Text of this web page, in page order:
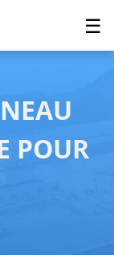
☰
POUR